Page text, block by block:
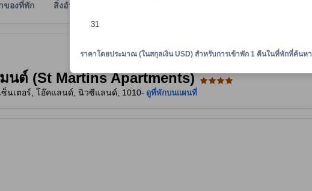
31
ราคาโดยประมาณ (ในสกุลเงิน USD) สำหรับการเข้าพัก 1 คืนในที่พักที่ค้นหา
ของที่พัก สิ่งอำนวยความสะดวก
นต์ (St Martins Apartments)
ซ็นเตอร์, โอ๊คแลนด์, นิวซีแลนด์, 1010- ดูที่พักบนแผนที่